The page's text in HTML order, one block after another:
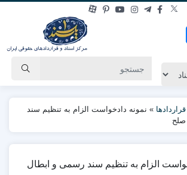
قراردادها » نمونه دادخواست الزام به تنظیم سند
الزام به تنظیم سند رسمی و ابطال